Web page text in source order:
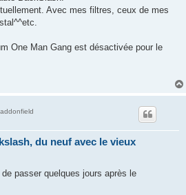
Avec mes filtres, ceux de mes
One Man Gang est désactivée pour le
du neuf avec le vieux
passer quelques jours après le